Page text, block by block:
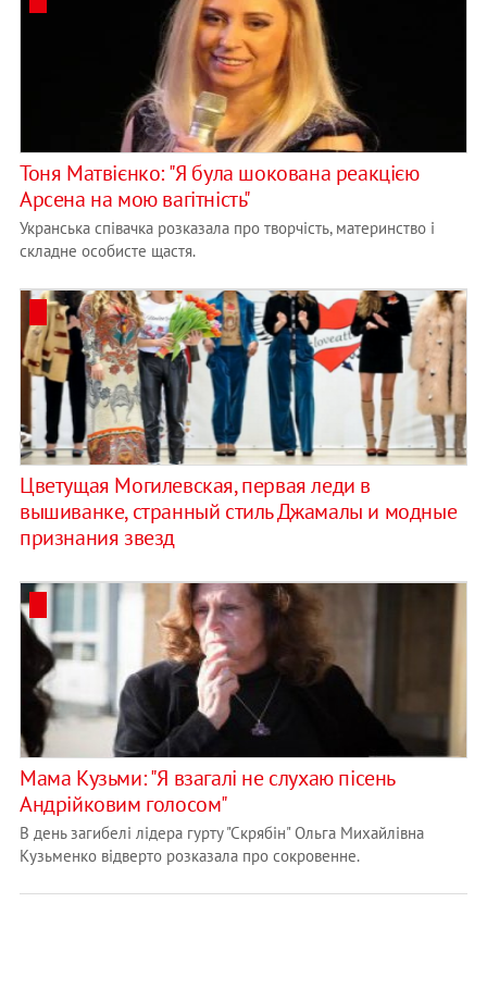
Тоня Матвієнко: "Я була шокована реакцією
Арсена на мою вагітність"
Укранська співачка розказала про творчість, материнство і
складне особисте щастя.
Цветущая Могилевская, первая леди в
вышиванке, странный стиль Джамалы и модные
признания звезд
Мама Кузьми: "Я взагалі не слухаю пісень
Андрійковим голосом"
В день загибелі лідера гурту "Скрябін" Ольга Михайлівна
Кузьменко відверто розказала про сокровенне.